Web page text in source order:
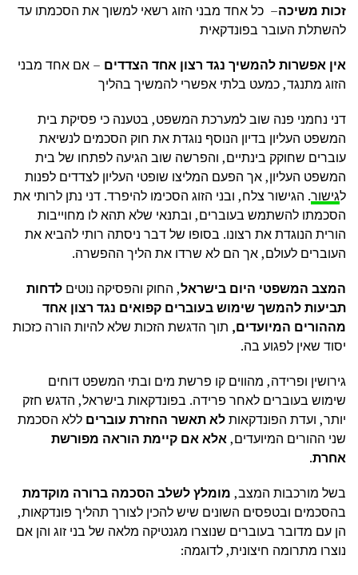
זכות משיכה– כל אחד מבני הזוג רשאי למשוך את הסכמתו עד
להשתלת העובר בפונדקאית
אין אפשרות להמשיך נגד רצון אחד הצדדים – אם אחד מבני
הזוג מתנגד, כמעט בלתי אפשרי להמשיך בהליך
דני נחמני פנה שוב למערכת המשפט, בטענה כי פסיקת בית
המשפט העליון בדיון הנוסף נוגדת את חוק הסכמים לנשיאת
עוברים שחוקק בינתיים, והפרשה שוב הגיעה לפתחו של בית
המשפט העליון, אך הפעם המליצו שופטי העליון לצדדים לפנות
לגישור. הגישור צלח, ובני הזוג הסכימו להיפרד. דני נתן לרותי את
הסכמתו להשתמש בעוברים, ובתנאי שלא תהא לו מחוייבות
הורית הנוגדת את רצונו. בסופו של דבר ניסתה רותי להביא את
העוברים לעולם, אך הם לא שרדו את הליך ההפשרה.
המצב המשפטי היום בישראל, החוק והפסיקה נוטים לדחות
תביעות להמשך שימוש בעוברים קפואים נגד רצון אחד
מההורים המיועדים, תוך הדגשת הזכות שלא להיות הורה כזכות
יסוד שאין לפגוע בה.
גירושין ופרידה, מהווים קו פרשת מים ובתי המשפט דוחים
שימוש בעוברים לאחר פרידה. בפונדקאות בישראל, הדגש חזק
יותר, ועדת הפונדקאותלא תאשר החזרת עוברים ללא הסכמת
שני ההורים המיועדים,אלא אם קיימת הוראה מפורשת
אחרת.
בשל מורכבות המצב, מומלץ לשלב הסכמה ברורה מוקדמת
בהסכמים ובטפסים השונים שיש להכין לצורך תהליך פונדקאות,
הן עם מדובר בעוברים שנוצרו מגנטיקה מלאה של בני זוג והן אם
נוצרו מתרומה חיצונית, לדוגמה: